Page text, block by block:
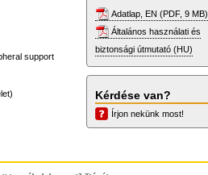
support
Adatlap, EN (PDF, 9 MB)
Általános használati és
biztonsági útmutató (HU)
Kérdése van?
Írjon nekünk most!